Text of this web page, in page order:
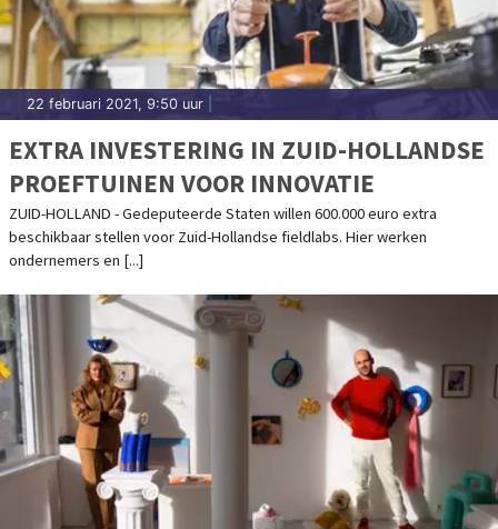
22 februari 2021, 9:50 uur
EXTRA INVESTERING IN ZUID-HOLLANDSE
PROEFTUINEN VOOR INNOVATIE
ZUID-HOLLAND - Gedeputeerde Staten willen 600.000 euro extra
beschikbaar stellen voor Zuid-Hollandse fieldlabs. Hier werken
ondernemers en [...]